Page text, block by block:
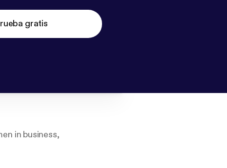
gratis
in business,